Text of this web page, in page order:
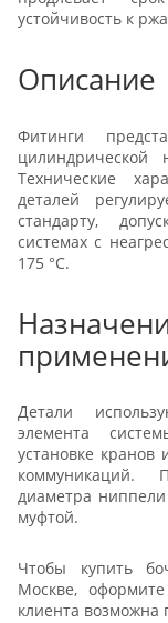
устойчивость к
Описание
Фитинги
цилиндрической
Технические
деталей
стандарту,
системах с
175 °С.
Детали
элемента
установке кранов
коммуникаций.
диаметра ниппели
муфтой.
Чтобы купить
Москве,
клиента